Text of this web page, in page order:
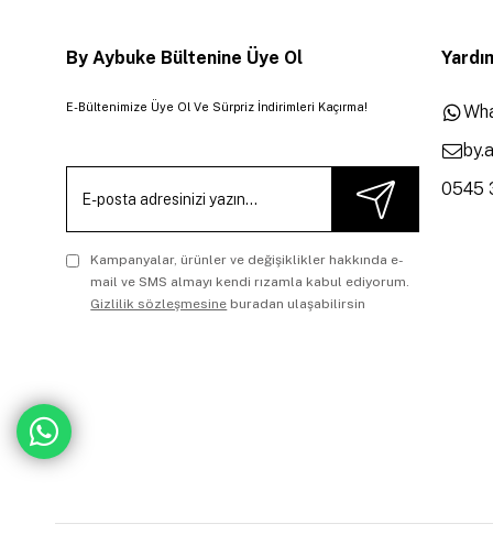
By Aybuke Bültenine Üye Ol
E-Bültenimize Üye Ol Ve Sürpriz İndirimleri Kaçırma!
Kampanyalar, ürünler ve değişiklikler hakkında e-
mail ve SMS almayı kendi rızamla kabul ediyorum.
Gizlilik sözleşmesine buradan ulaşabilirsin
0545